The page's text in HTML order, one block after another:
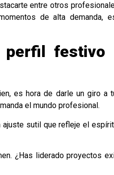
entre otros
de alta demanda,
festivo
es hora de darle un giro a
el mundo profesional.
ajuste sutil que refleje el
¿Has liderado proyectos